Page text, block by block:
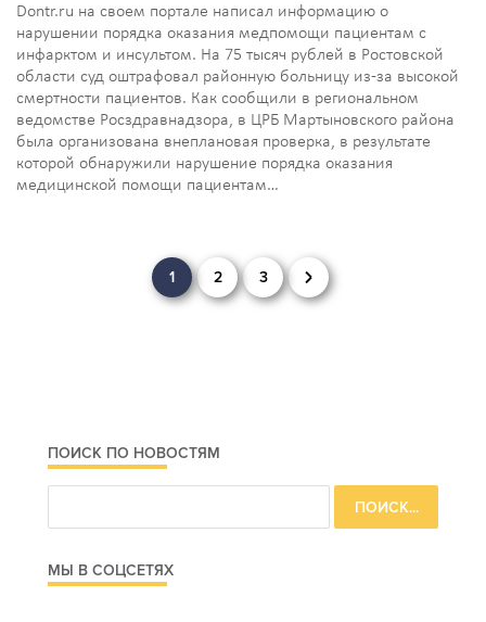
Dontr.ru на своем портале написал информацию о
нарушении порядка оказания медпомощи пациентам с
инфарктом и инсультом. На 75 тысяч рублей в Ростовской
области суд оштрафовал районную больницу из-за высокой
смертности пациентов. Как сообщили в региональном
ведомстве Росздравнадзора, в ЦРБ Мартыновского района
была организована внеплановая проверка, в результате
которой обнаружили нарушение порядка оказания
медицинской помощи пациентам…
Навигация1 2 3
ПОИСК ПО НОВОСТЯМ
МЫ В СОЦСЕТЯХ